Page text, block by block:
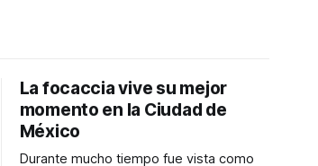
La focaccia vive su mejor
momento en la Ciudad de
México
Durante mucho tiempo fue vista como